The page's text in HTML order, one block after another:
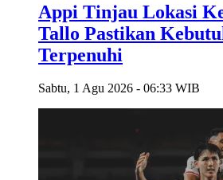
Appi Tinjau Lokasi
Tallo Pastikan
Terpenuhi
Sabtu, 1 Agu 2026 - 06:33 WIB